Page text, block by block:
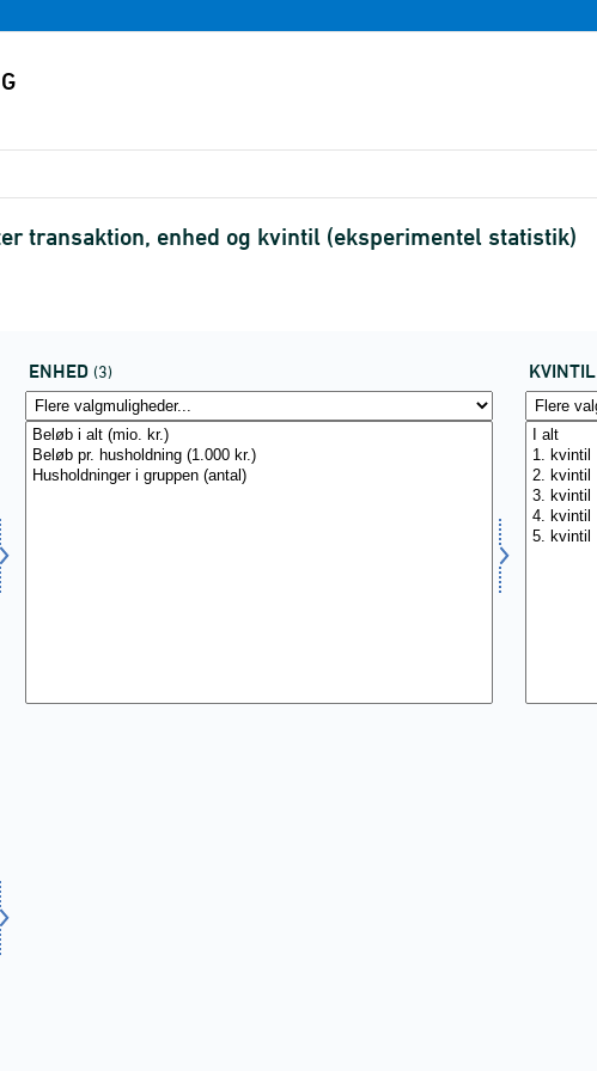
transaktion, enhed og kvintil (eksperimentel statistik)
ENHED (3) KVINTIL